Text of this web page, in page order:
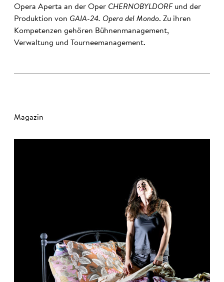
Opera Aperta an der Oper CHERNOBYLDORF und der
Produktion von GAIA-24. Opera del Mondo. Zu ihren
Kompetenzen gehören Bühnenmanagement,
Verwaltung und Tourneemanagement.
Magazin